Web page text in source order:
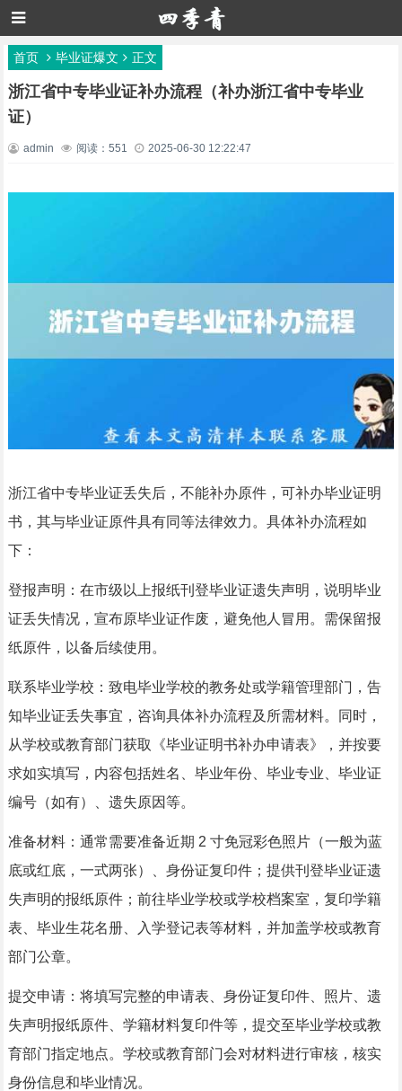
首页 毕业证爆文 正文
浙江省中专毕业证补办流程（补办浙江省中专毕业
证）
admin 阅读：551 2025-06-30 12:22:47
浙江省中专毕业证丢失后，不能补办原件，可补办毕业证明
书，其与毕业证原件具有同等法律效力。具体补办流程如
下：
登报声明：在市级以上报纸刊登毕业证遗失声明，说明毕业
证丢失情况，宣布原毕业证作废，避免他人冒用。需保留报
纸原件，以备后续使用。
联系毕业学校：致电毕业学校的教务处或学籍管理部门，告
知毕业证丢失事宜，咨询具体补办流程及所需材料。同时，
从学校或教育部门获取《毕业证明书补办申请表》，并按要
求如实填写，内容包括姓名、毕业年份、毕业专业、毕业证
编号（如有）、遗失原因等。
准备材料：通常需要准备近期 2 寸免冠彩色照片（一般为蓝
底或红底，一式两张）、身份证复印件；提供刊登毕业证遗
失声明的报纸原件；前往毕业学校或学校档案室，复印学籍
表、毕业生花名册、入学登记表等材料，并加盖学校或教育
部门公章。
提交申请：将填写完整的申请表、身份证复印件、照片、遗
失声明报纸原件、学籍材料复印件等，提交至毕业学校或教
育部门指定地点。学校或教育部门会对材料进行审核，核实
身份信息和毕业情况。